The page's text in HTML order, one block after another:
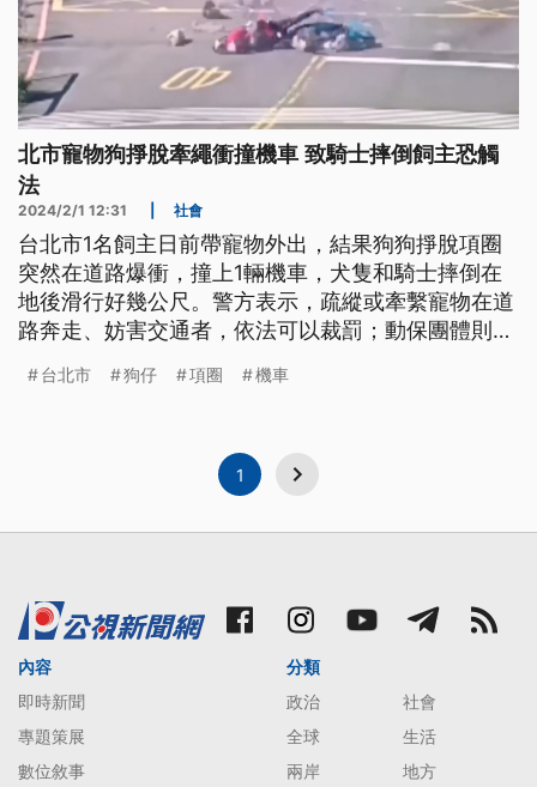
北市寵物狗掙脫牽繩衝撞機車 致騎士摔倒飼主恐觸
法
2024/2/1 12:31 社會
台北市1名飼主日前帶寵物外出，結果狗狗掙脫項圈
突然在道路爆衝，撞上1輛機車，犬隻和騎士摔倒在
地後滑行好幾公尺。警方表示，疏縱或牽繫寵物在道
路奔走、妨害交通者，依法可以裁罰；動保團體則指
台北市 狗仔 項圈 機車
1
內容
即時新聞
專題策展
數位敘事
分類
政治
社會
全球
生活
兩岸
地方